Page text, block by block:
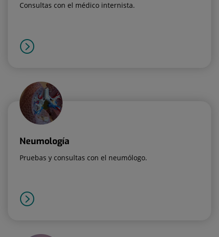
Consultas con el médico internista.
Neumología
Pruebas y consultas con el neumólogo.